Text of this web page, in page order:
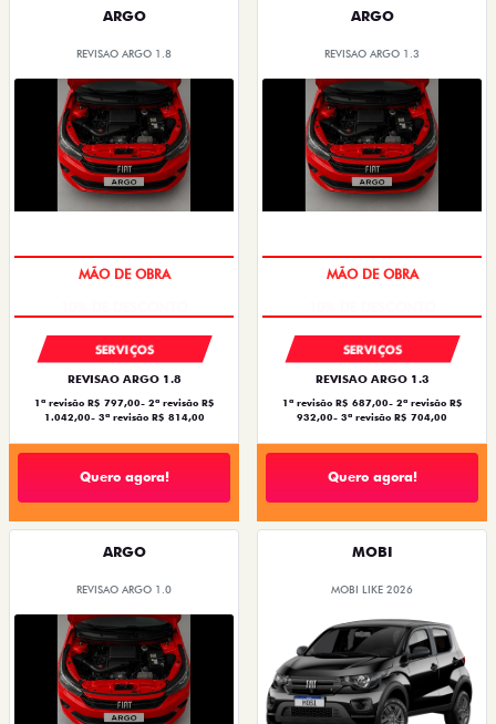
ARGO
REVISAO ARGO 1.8
MÃO DE OBRA
SERVIÇOS
REVISAO ARGO 1.8
1ª revisão R$ 797,00- 2ª revisão R$
1.042,00- 3ª revisão R$ 814,00
Quero agora!
ARGO
REVISAO ARGO 1.3
MÃO DE OBRA
SERVIÇOS
REVISAO ARGO 1.3
1ª revisão R$ 687,00- 2ª revisão R$
932,00- 3ª revisão R$ 704,00
Quero agora!
ARGO
REVISAO ARGO 1.0
MOBI
MOBI LIKE 2026